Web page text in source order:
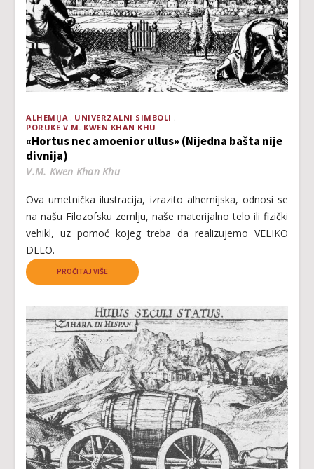
ALHEMIJA
UNIVERZALNI SIMBOLI
PORUKE V.M. KWEN KHAN KHU
«Hortus nec amoenior ullus» (Nijedna bašta nije
divnija)
V.M. Kwen Khan Khu
Ova umetnička ilustracija, izrazito alhemijska, odnosi se
na našu Filozofsku zemlju, naše materijalno telo ili fizički
vehikl, uz pomoć kojeg treba da realizujemo VELIKO
DELO.
PROČITAJ VIŠE